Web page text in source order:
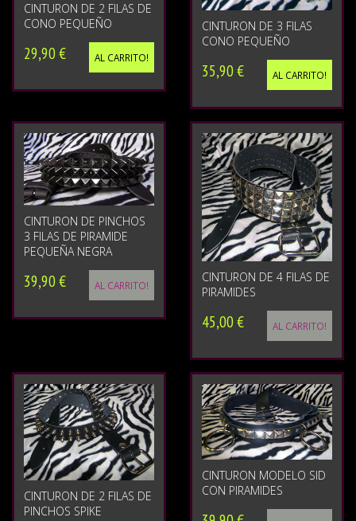
CINTURON DE 2 FILAS DE
CONO PEQUEÑO
29,90 € AL CARRITO!
CINTURON DE 3 FILAS
CONO PEQUEÑO
35,90 € AL CARRITO!
CINTURON DE PINCHOS
3 FILAS DE PIRAMIDE
PEQUEÑA NEGRA
39,90 € AL CARRITO!
CINTURON DE 4 FILAS DE
PIRAMIDES
45,00 € AL CARRITO!
CINTURON DE 2 FILAS DE
PINCHOS SPIKE
CINTURON MODELO SID
CON PIRAMIDES